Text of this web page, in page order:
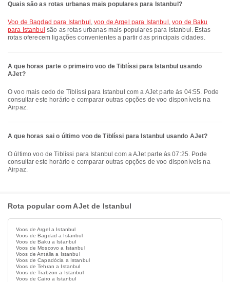
Quais são as rotas urbanas mais populares para Istanbul?
voo de Bagdad para Istanbul ,voo de Argel para Istanbul , voo de Baku
para Istanbul são as rotas urbanas mais populares para Istanbul. Estas
rotas oferecem ligações convenientes a partir das principais cidades.
A que horas parte o primeiro voo de Tiblíssi para Istanbul usando
AJet?
O voo mais cedo de Tiblíssi para Istanbul com a AJet parte às 04:55. Pode
consultar este horário e comparar outras opções de voo disponíveis na
Airpaz.
A que horas sai o último voo de Tiblíssi para Istanbul usando AJet?
O último voo de Tiblíssi para Istanbul com a AJet parte às 07:25. Pode
consultar este horário e comparar outras opções de voo disponíveis na
Airpaz.
Rota popular com AJet de Istanbul
Voos de Argel a Istanbul
Voos de Bagdad a Istanbul
Voos de Baku a Istanbul
Voos de Moscovo a Istanbul
Voos de Antália a Istanbul
Voos de Capadócia a Istanbul
Voos de Tehran a Istanbul
Voos de Trabzon a Istanbul
Voos de Cairo a Istanbul